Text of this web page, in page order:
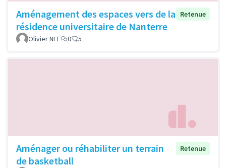
Aménagement des espaces vers de la
résidence universitaire de Nanterre
Retenue
Olivier NEF 0 5
Aménager ou réhabiliter un terrain
de basketball
Retenue